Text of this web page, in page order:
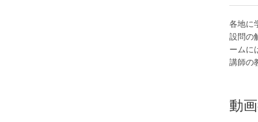
各地に
設問の
ームに
講師の
動